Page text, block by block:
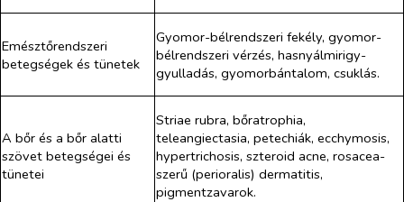
Emésztőrendszeri
betegségek és tünetek
Gyomor-bélrendszeri fekély, gyomor-
bélrendszeri vérzés, hasnyálmirigy-
gyulladás, gyomorbántalom, csuklás.
A bőr és a bőr alatti
szövet betegségei és
tünetei
Striae rubra, bőratrophia,
teleangiectasia, petechiák, ecchymosis,
hypertrichosis, szteroid acne, rosacea-
szerű (perioralis) dermatitis,
pigmentzavarok.